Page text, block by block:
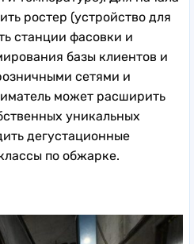
ростер (устройство для
станции фасовки и
базы клиентов и
сетями и
может расширить
уникальных
дегустационные
по обжарке.